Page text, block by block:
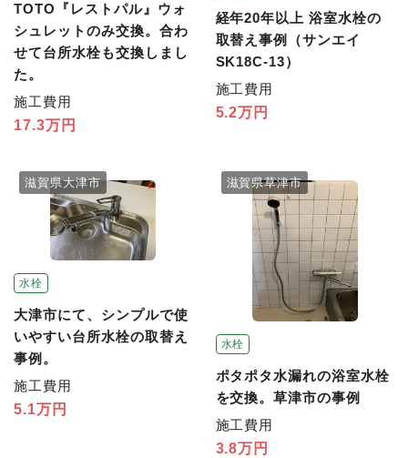
TOTO『レストパル』ウォ
シュレットのみ交換。合わ
せて台所水栓も交換しまし
た。
施工費用
17.3万円
経年20年以上 浴室水栓の
取替え事例（サンエイ
SK18C-13）
施工費用
5.2万円
水栓
滋賀県大津市
大津市にて、シンプルで使
いやすい台所水栓の取替え
事例。
施工費用
5.1万円
水栓
滋賀県草津市
ポタポタ水漏れの浴室水栓
を交換。草津市の事例
施工費用
3.8万円